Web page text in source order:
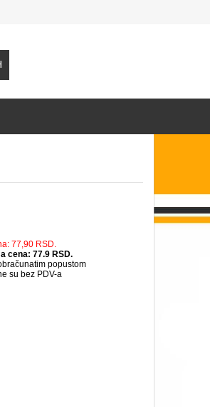
77,90 RSD.
cena: 77.9 RSD.
popustom
su bez PDV-a